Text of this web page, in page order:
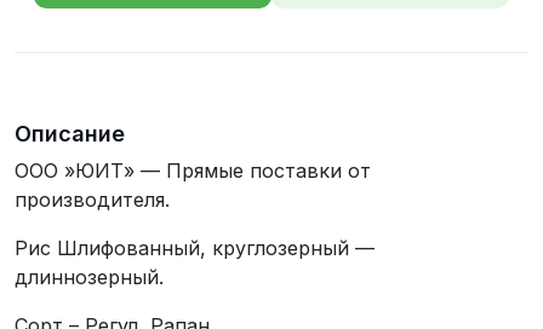
Описание
ООО »ЮИТ» — Прямые поставки от
производителя.
Рис Шлифованный, круглозерный —
длиннозерный.